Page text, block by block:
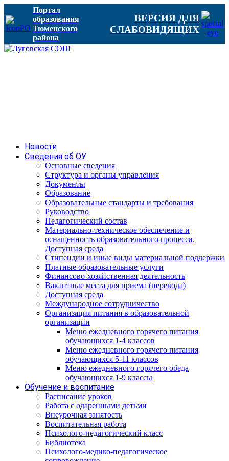
Портал
образования
Тюменского
района
ВЕРСИЯ ДЛЯ
СЛАБОВИДЯЩИХ
Новости
Сведения об ОУ
Основные сведения
Структура и органы управления
Документы
Образование
Образовательные стандарты и требования
Руководство
Педагогический состав
Материально-техническое обеспечение и
оснащенность образовательного процесса.
Доступная среда
Стипендии и иные виды материальной поддержки
Платные образовательные услуги
Финансово-хозяйственная деятельность
Вакантные места для приема (перевода)
Доступная среда
Международное сотрудничество
Организация питания в образовательной
организации
Меню ежедневного горячего питания
обучающихся 1-4 классов
Меню ежедневного горячего питания
обучающихся 5-11 классов
Меню ежедневного горячего обеда
обучающихся 1-9 классы
Обучение и воспитание
Расписание уроков
Работа с одаренными детьми
Внеурочная занятость
Воспитательная работа
Психолого-педагогический класс
Библиотека
Психолого-медико-педагогическое